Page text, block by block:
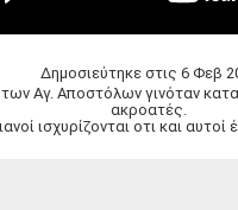
Δημοσιεύτηκε στις 6 Φεβ
Αγ. Αποστόλων γινόταν
ακροατές.
ισχυρίζονται οτι και